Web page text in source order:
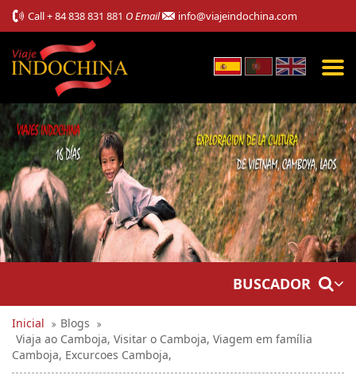
Call+ 84 838 831 881 O Email info@viajeindochina.com
BUSCADOR
Inicial
Blogs
Viaja ao Camboja, Visitar o Camboja, Viagem em família
Camboja, Excurcoes Camboja,